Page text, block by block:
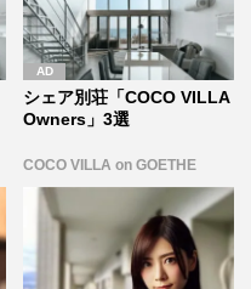
シェア別荘「COCO VILLA
Owners」3選
COCO VILLA on GOETHE